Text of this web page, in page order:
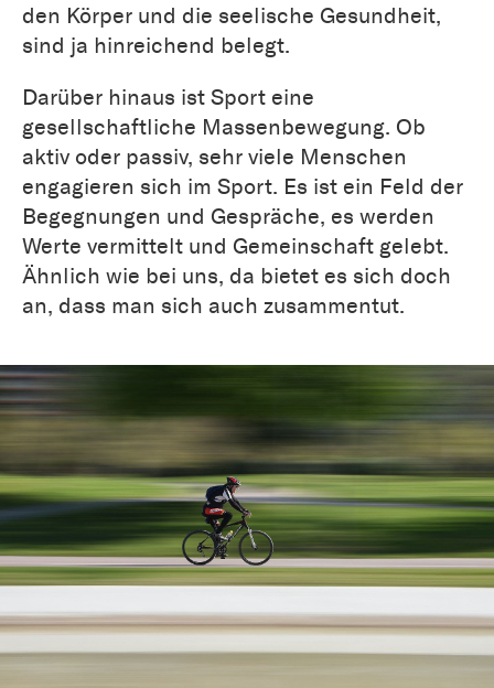
den Körper und die seelische Gesundheit,
sind ja hinreichend belegt.
Darüber hinaus ist Sport eine
gesellschaftliche Massenbewegung. Ob
aktiv oder passiv, sehr viele Menschen
engagieren sich im Sport. Es ist ein Feld der
Begegnungen und Gespräche, es werden
Werte vermittelt und Gemeinschaft gelebt.
Ähnlich wie bei uns, da bietet es sich doch
an, dass man sich auch zusammentut.